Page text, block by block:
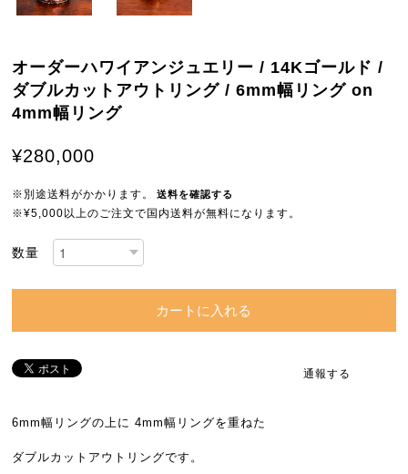
オーダーハワイアンジュエリー / 14Kゴールド /
ダブルカットアウトリング / 6mm幅リング on
4mm幅リング
¥280,000
※別途送料がかかります。 送料を確認する
※¥5,000以上のご注文で国内送料が無料になります。
数量
カートに入れる
通報する
6mm幅リングの上に 4mm幅リングを重ねた
ダブルカットアウトリングです。